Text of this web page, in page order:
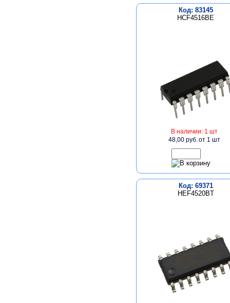
Код: 83145
HCF4516BE
В наличии: 1 шт
48,00 руб.от 1 шт
Код: 69371
HEF4520BT